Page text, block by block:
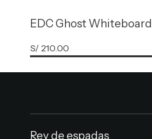
EDC Ghost
S/ 210.00
Rey de espadas